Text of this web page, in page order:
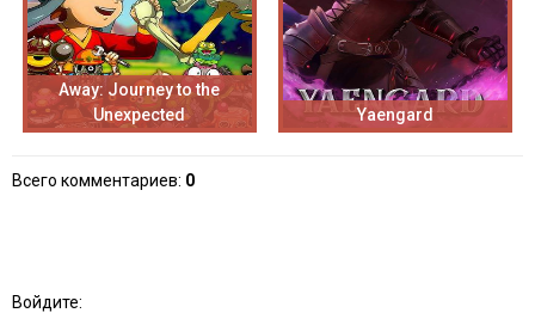
Away: Journey to the
Unexpected
Yaengard
Всего комментариев: 0
Войдите: